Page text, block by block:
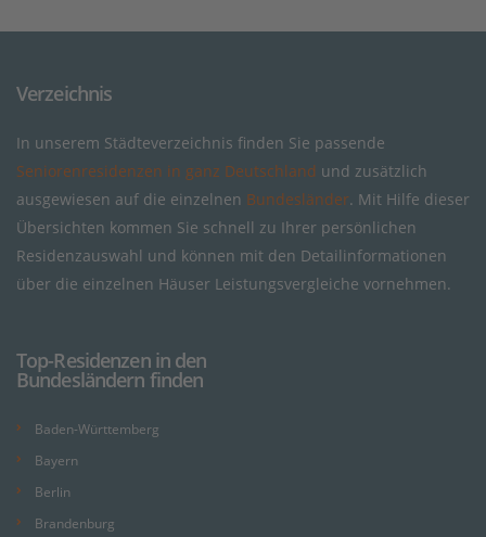
Verzeichnis
In unserem Städteverzeichnis finden Sie passende
Seniorenresidenzen in ganz Deutschland und zusätzlich
ausgewiesen auf die einzelnen Bundesländer. Mit Hilfe dieser
Übersichten kommen Sie schnell zu Ihrer persönlichen
Residenzauswahl und können mit den Detailinformationen
über die einzelnen Häuser Leistungsvergleiche vornehmen.
Top-Residenzen in den
Bundesländern finden
Baden-Württemberg
Bayern
Berlin
Brandenburg